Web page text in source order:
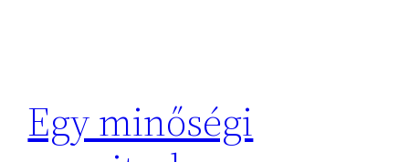
Egy minőségi